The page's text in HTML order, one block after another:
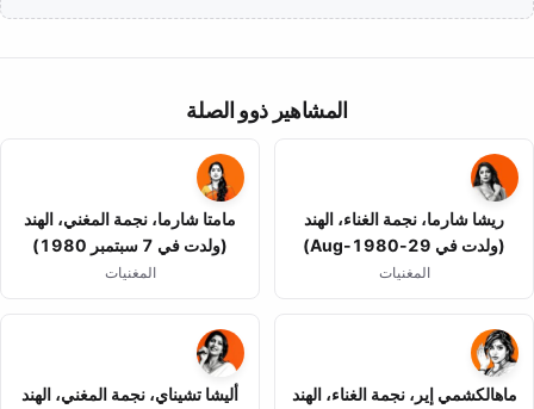
المشاهير ذوو الصلة
ريشا شارما، نجمة الغناء، الهند
(ولدت في 29-Aug-1980)
المغنيات
مامتا شارما، نجمة المغني، الهند
(ولدت في 7 سبتمبر 1980)
المغنيات
ماهالكشمي إير، نجمة الغناء، الهند أليشا تشيناي، نجمة المغني، الهند